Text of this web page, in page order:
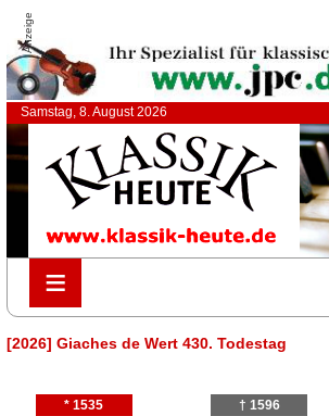
Anzeige
Samstag, 8. August 2026
≡
≡
[2026] Giaches de Wert 430. Todestag
* 1535 † 1596